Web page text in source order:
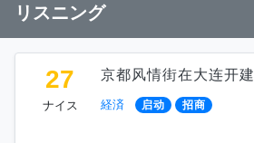
リスニング
27
ナイス
京都风情街在大连开建
経済 启动 招商